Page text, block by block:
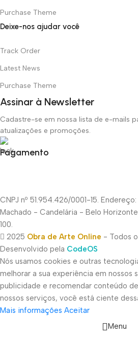
Purchase Theme
Deixe-nos ajudar você
Track Order
Latest News
Purchase Theme
Assinar à Newsletter
Cadastre-se em nossa lista de e-mails
atualizações e promoções.
Pagamento
CNPJ nº 51.954.426/0001-15.
Machado - Candelária - Belo
100.
2025 Obra de Arte Online - Todos
Desenvolvido pela CodeOS
Nós usamos cookies e outras
melhorar a sua experiência em nossos
publicidade e recomendar conteúdo
nossos serviços, você está ciente
Mais informações Aceitar
Menu